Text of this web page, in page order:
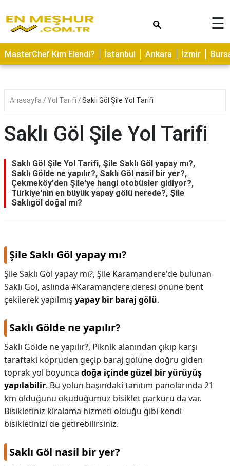
ASTROLOJİ
SAĞLIK
YERLER
NEDİR
KAMP
ALANLARI
KAPLICALAR
İLETİŞİM
☰
MasterChef Kim Elendi? İstanbul Ankara İzmir
Anasayfa Yol Tarifi Saklı Göl Şile Yol Tarifi
Saklı Göl Şile Yol Tarifi
Saklı Göl Şile Yol Tarifi, Şile Saklı Göl yapay mı?,
Saklı Gölde ne yapılır?, Saklı Göl nasil bir yer?,
Çekmeköy'den Şile'ye hangi otobüsler gidiyor?,
Türkiye'nin en büyük yapay gölü nerede?, Şile
Saklıgöl doğal mı?
Şile Saklı Göl yapay mı?
Şile Saklı Göl yapay mı?, Şile Karamandere'de bulunan
Saklı Göl, aslında #Karamandere deresi önüne bent
çekilerek yapılmış yapay bir baraj gölü.
Saklı Gölde ne yapılır?
Saklı Gölde ne yapılır?, Piknik alanından çıkıp karşı
taraftaki köprüden geçip baraj gölüne doğru giden
toprak yol boyunca doğa içinde güzel bir yürüyüş
yapılabilir. Bu yolun başındaki tanıtım panolarında 21
km olduğunu okuduğumuz bisiklet parkuru da var.
Bisikletiniz kiralama hizmeti olduğu gibi kendi
bisikletinizi de getirebilirsiniz.
Saklı Göl nasil bir yer?